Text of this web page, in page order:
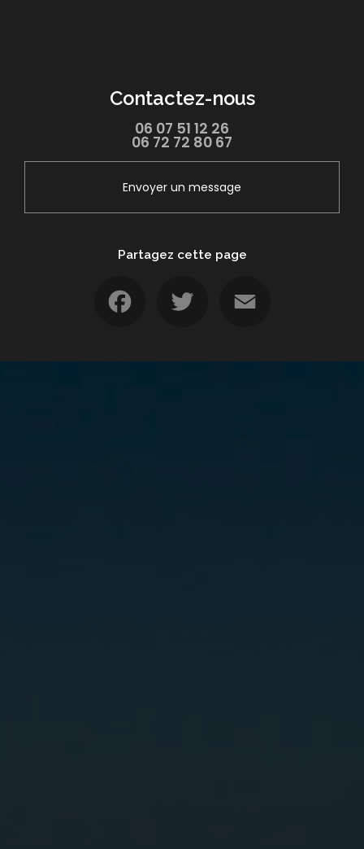
Contactez-nous
06 07 51 12 26
06 72 72 80 67
Envoyer un message
Partagez cette page